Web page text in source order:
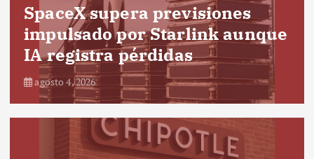
SpaceX supera previsiones
impulsado por Starlink aunque
IA registra pérdidas
agosto 4, 2026